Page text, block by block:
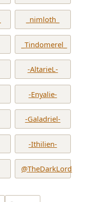
_nimloth_
_Tindomerel_
-AltarieL-
-Enyalie-
-Galadriel-
-Ithilien-
@TheDarkLord